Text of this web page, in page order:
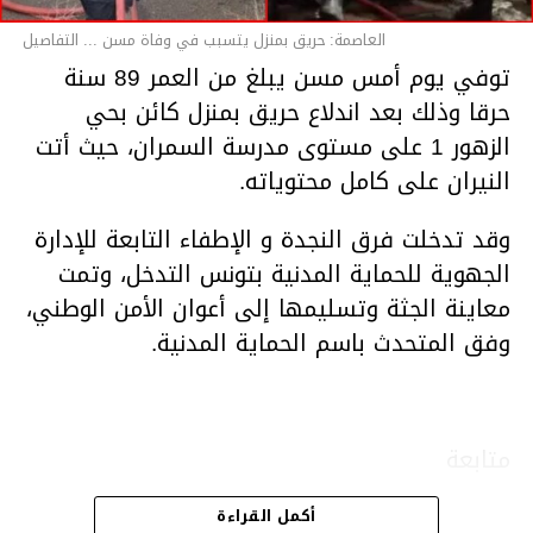
العاصمة: حريق بمنزل يتسبب في وفاة مسن ... التفاصيل
توفي يوم أمس مسن يبلغ من العمر 89 سنة
حرقا وذلك بعد اندلاع حريق بمنزل كائن بحي
الزهور 1 على مستوى مدرسة السمران، حيث أتت
النيران على كامل محتوياته.
وقد تدخلت فرق النجدة و الإطفاء التابعة للإدارة
الجهوية للحماية المدنية بتونس التدخل، وتمت
معاينة الجثة وتسليمها إلى أعوان الأمن الوطني،
وفق المتحدث باسم الحماية المدنية.
أكمل القراءة